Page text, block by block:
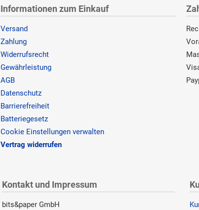
Informationen zum Einkauf
Versand
Zahlung
Widerrufsrecht
Gewährleistung
AGB
Datenschutz
Barrierefreiheit
Batteriegesetz
Cookie Einstellungen verwalten
Vertrag widerrufen
Kontakt und Impressum
bits&paper GmbH